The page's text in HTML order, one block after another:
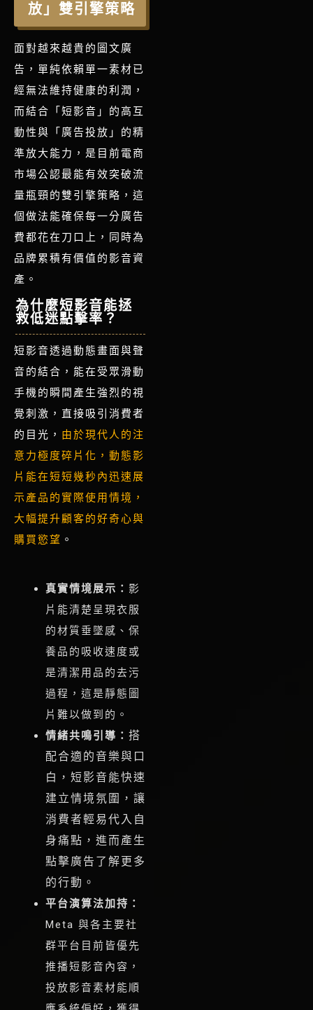
放」雙引擎策略
面對越來越貴的圖文廣
告，單純依賴單一素材已
經無法維持健康的利潤，
而結合「短影音」的高互
動性與「廣告投放」的精
準放大能力，是目前電商
市場公認最能有效突破流
量瓶頸的雙引擎策略，這
個做法能確保每一分廣告
費都花在刀口上，同時為
品牌累積有價值的影音資
產。
為什麼短影音能拯
救低迷點擊率？
短影音透過動態畫面與聲
音的結合，能在受眾滑動
手機的瞬間產生強烈的視
覺刺激，直接吸引消費者
的目光， 由於現代人的注
意力極度碎片化，動態影
片能在短短幾秒內迅速展
示產品的實際使用情境，
大幅提升顧客的好奇心與
購買慾望 。
真實情境展示： 影
片能清楚呈現衣服
的材質垂墜感、保
養品的吸收速度或
是清潔用品的去污
過程，這是靜態圖
片難以做到的。
情緒共鳴引導： 搭
配合適的音樂與口
白，短影音能快速
建立情境氛圍，讓
消費者輕易代入自
身痛點，進而產生
點擊廣告了解更多
的行動。
平台演算法加持：
Meta 與各主要社
群平台目前皆優先
推播短影音內容，
投放影音素材能順